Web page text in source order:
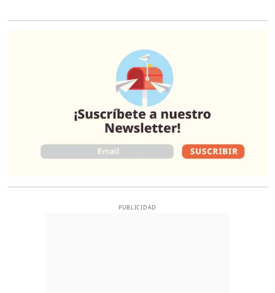
PUBLICIDAD